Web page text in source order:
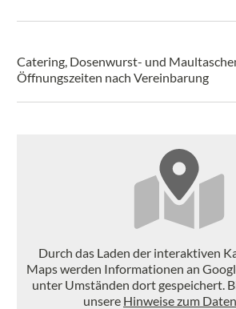
Catering, Dosenwurst- und
Öffnungszeiten nach Vereinbarung
Durch das Laden der interaktiven
Maps werden Informationen an
unter Umständen dort gespeichert.
unsere Hinweise zum